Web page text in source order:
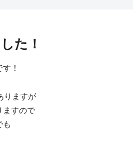
た！
す！
りますが
ますので
も